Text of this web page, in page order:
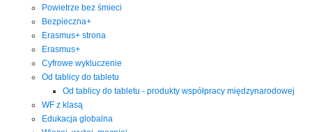
Powietrze bez śmieci
Bezpieczna+
Erasmus+ strona
Erasmus+
Cyfrowe wykluczenie
Od tablicy do tabletu
Od tablicy do tabletu - produkty współpracy międzynarodowej
WF z klasą
Edukacja globalna